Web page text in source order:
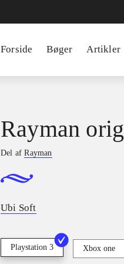
Forside Bøger Artikler
Rayman
Del afRayman
Ubi Soft
Playstation 3 Xbox one